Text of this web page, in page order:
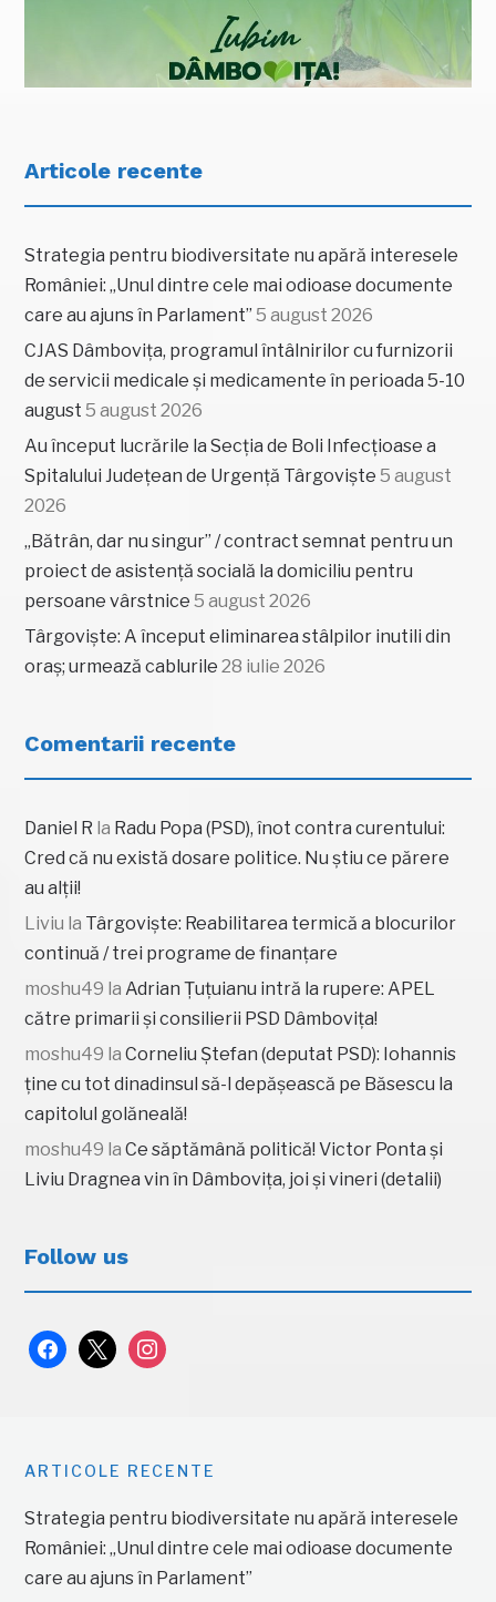
Articole recente
Strategia pentru biodiversitate nu apără interesele
României: „Unul dintre cele mai odioase documente
care au ajuns în Parlament” 5 august 2026
CJAS Dâmbovița, programul întâlnirilor cu furnizorii
de servicii medicale și medicamente în perioada 5-10
august 5 august 2026
Au început lucrările la Secția de Boli Infecțioase a
Spitalului Județean de Urgență Târgoviște 5 august
2026
„Bătrân, dar nu singur” / contract semnat pentru un
proiect de asistență socială la domiciliu pentru
persoane vârstnice 5 august 2026
Târgoviște: A început eliminarea stâlpilor inutili din
oraș; urmează cablurile 28 iulie 2026
Comentarii recente
Daniel R la Radu Popa (PSD), înot contra curentului:
Cred că nu există dosare politice. Nu știu ce părere
au alții!
Liviu la Târgoviște: Reabilitarea termică a blocurilor
continuă / trei programe de finanțare
moshu49 laAdrian Țuțuianu intră la rupere: APEL
către primarii și consilierii PSD Dâmbovița!
moshu49 laCorneliu Ștefan (deputat PSD): Iohannis
ține cu tot dinadinsul să-l depășească pe Băsescu la
capitolul golăneală!
moshu49 laCe săptămână politică! Victor Ponta și
Liviu Dragnea vin în Dâmbovița, joi și vineri (detalii)
Follow us
facebook
x instagram
ARTICOLE RECENTE
Strategia pentru biodiversitate nu apără interesele
României: „Unul dintre cele mai odioase documente
care au ajuns în Parlament”